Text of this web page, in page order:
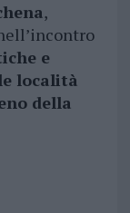
,
e
località
della